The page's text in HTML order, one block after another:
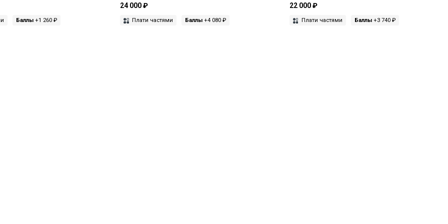
Баллы +1 260 ₽
24 000 ₽
Плати частями Баллы +4 080 ₽
22 000 ₽
Плати частями Баллы+3 740 ₽